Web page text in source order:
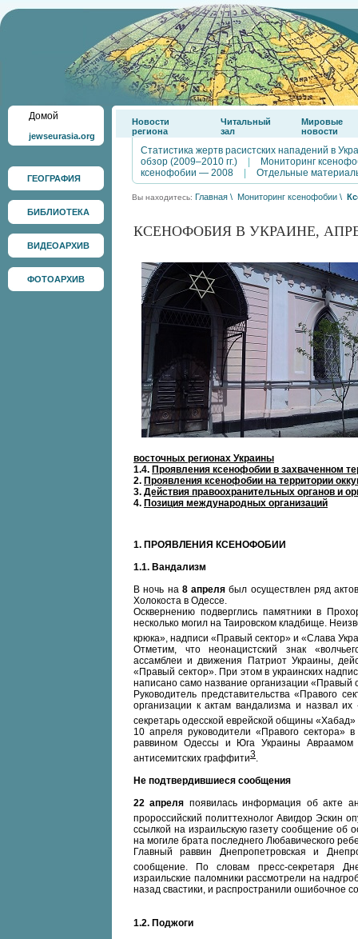
Домой
jewseurasia.org
ГЕОГРАФИЯ
БИБЛИОТЕКА
ВИДЕОАРХИВ
ФОТОАРХИВ
Новости
региона
Читальный
зал
Мировые
новости
Статистика жертв расистских нападений в
обзор (2009–2010 гг.)
Мониторинг
ксенофобии — 2008
Отдельные
Вы находитесь: Главная \ Мониторинг ксенофобии \
КСЕНОФОБИЯ В УКРАИНЕ,
восточных регионах Украины
1.4. Проявления ксенофобии в захваченном
2. Проявления ксенофобии на территории
3. Действия правоохранительных органов и
4. Позиция международных организаций
1. ПРОЯВЛЕНИЯ КСЕНОФОБИИ
1.1. Вандализм
В ночь на 8 апреля был осуществлен ряд
Холокоста в Одессе.
Осквернению подверглись памятники в
несколько могил на Таировском кладбище.
крюка», надписи «Правый сектор» и «Слава
Отметим, что неонацистский знак
ассамблеи и движения Патриот Украины,
«Правый сектор». При этом в украинских
написано само название организации «Правый
Руководитель представительства «Правого
организации к актам вандализма и назвал
секретарь одесской еврейской общины
10 апреля руководители «Правого сектора»
раввином Одессы и Юга Украины Авраамом
антисемитских граффити3.
Не подтвердившиеся сообщения
22 апреля появилась информация об акте
пророссийский политтехнолог Авигдор Эскин
ссылкой на израильскую газету сообщение об
на могиле брата последнего Любавического
Главный раввин Днепропетровская и
сообщение. По словам пресс-секретаря
израильские паломники рассмотрели на
назад свастики, и распространили ошибочное
1.2. Поджоги